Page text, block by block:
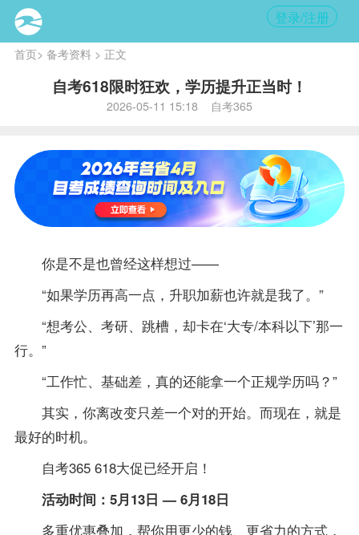
登录/注册
首页> 备考资料> 正文
自考618限时狂欢，学历提升正当时！
2026-05-11 15:18 自考365
你是不是也曾经这样想过——
“如果学历再高一点，升职加薪也许就是我了。”
“想考公、考研、跳槽，却卡在‘大专/本科以下’那一
行。”
“工作忙、基础差，真的还能拿一个正规学历吗？”
其实，你离改变只差一个对的开始。而现在，就是
最好的时机。
自考365 618大促已经开启！
活动时间：5月13日 — 6月18日
多重优惠叠加，帮你用更少的钱、更省力的方式，